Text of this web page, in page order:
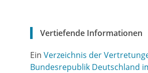
Vertiefende Informationen
Ein Verzeichnis der
Bundesrepublik Deutschland